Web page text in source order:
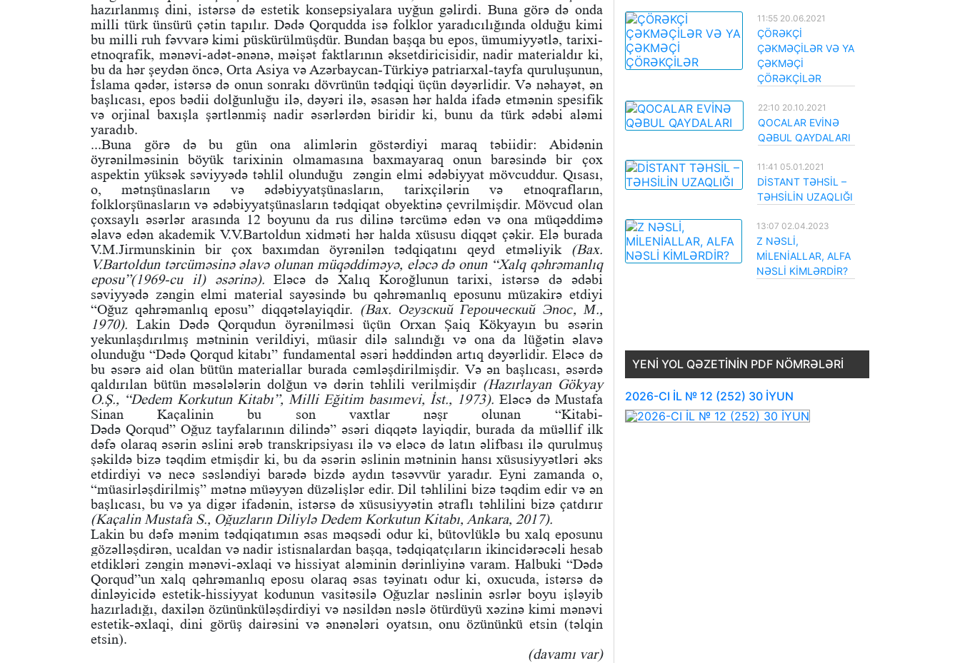
hazırlanmış dini, istərsə də estetik konsepsiyalara uyğun gəlirdi. Buna görə də onda
milli türk ünsürü çətin tapılır. Dədə Qorqudda isə folklor yaradıcılığında olduğu kimi
bu milli ruh fəvvarə kimi püskürülmüşdür. Bundan başqa bu epos, ümumiyyətlə, tarixi-
etnoqrafik, mənəvi-adət-ənənə, məişət faktlarının əksetdiricisidir, nadir materialdır ki,
bu da hər şeydən öncə, Orta Asiya və Azərbaycan-Türkiyə patriarxal-tayfa quruluşunun,
İslama qədər, istərsə də onun sonrakı dövrünün tədqiqi üçün dəyərlidir. Və nəhayət, ən
başlıcası, epos bədii dolğunluğu ilə, dəyəri ilə, əsasən hər halda ifadə etmənin spesifik
və orjinal baxışla şərtlənmiş nadir əsərlərdən biridir ki, bunu da türk ədəbi aləmi
yaradıb.
...Buna görə də bu gün ona alimlərin göstərdiyi maraq təbiidir: Abidənin
öyrənilməsinin böyük tarixinin olmamasına baxmayaraq onun barəsində bir çox
aspektin yüksək səviyyədə təhlil olunduğu zəngin elmi ədəbiyyat mövcuddur. Qısası,
o, mətnşünasların və ədəbiyyatşünasların, tarixçilərin və etnoqrafların,
folklorşünasların və ədəbiyyatşünasların tədqiqat obyektinə çevrilmişdir. Mövcud olan
çoxsaylı əsərlər arasında 12 boyunu da rus dilinə tərcümə edən və ona müqəddimə
əlavə edən akademik V.V.Bartoldun xidməti hər halda xüsusu diqqət çəkir. Elə burada
V.M.Jirmunskinin bir çox baxımdan öyrənilən tədqiqatını qeyd etməliyik (Bax.
V.Bartoldun tərcüməsinə əlavə olunan müqəddiməyə, eləcə də onun “Xalq qəhrəmanlıq
eposu”(1969-cu il) əsərinə). Eləcə də Xalıq Koroğlunun tarixi, istərsə də ədəbi
səviyyədə zəngin elmi material sayəsində bu qəhrəmanlıq eposunu müzakirə etdiyi
“Oğuz qəhrəmanlıq eposu” diqqətəlayiqdir. (Bax. Огузский Героический Эпос, М.,
1970). Lakin Dədə Qorqudun öyrənilməsi üçün Orxan Şaiq Kökyayın bu əsərin
yekunlaşdırılmış mətninin verildiyi, müasir dilə salındığı və ona da lüğətin əlavə
olunduğu “Dədə Qorqud kitabı” fundamental əsəri həddindən artıq dəyərlidir. Eləcə də
bu əsərə aid olan bütün materiallar burada cəmləşdirilmişdir. Və ən başlıcası, əsərdə
qaldırılan bütün məsələlərin dolğun və dərin təhlili verilmişdir (Hazırlayan Gökyay
O.Ş., “Dedem Korkutun Kitabı”, Milli Eğitim basımevi, İst., 1973). Eləcə də Mustafa
Sinan Kaçalinin bu son vaxtlar nəşr olunan “Kitabi-
Dədə Qorqud” Oğuz tayfalarının dilində” əsəri diqqətə layiqdir, burada da müəllif ilk
dəfə olaraq əsərin əslini ərəb transkripsiyası ilə və eləcə də latın əlifbası ilə qurulmuş
şəkildə bizə təqdim etmişdir ki, bu da əsərin əslinin mətninin hansı xüsusiyyətləri əks
etdirdiyi və necə səsləndiyi barədə bizdə aydın təsəvvür yaradır. Eyni zamanda o,
“müasirləşdirilmiş” mətnə müəyyən düzəlişlər edir. Dil təhlilini bizə təqdim edir və ən
başlıcası, bu və ya digər ifadənin, istərsə də xüsusiyyətin ətraflı təhlilini bizə çatdırır
(Kaçalin Mustafa S., Oğuzların Diliylə Dedem Korkutun Kitabı, Ankara, 2017).
Lakin bu dəfə mənim tədqiqatımın əsas məqsədi odur ki, bütovlüklə bu xalq eposunu
gözəlləşdirən, ucaldan və nadir istisnalardan başqa, tədqiqatçıların ikincidərəcəli hesab
etdikləri zəngin mənəvi-əxlaqi və hissiyat aləminin dərinliyinə varam. Halbuki “Dədə
Qorqud”un xalq qəhrəmanlıq eposu olaraq əsas təyinatı odur ki, oxucuda, istərsə də
dinləyicidə estetik-hissiyyat kodunun vasitəsilə Oğuzlar nəslinin əsrlər boyu işləyib
hazırladığı, daxilən özününküləşdirdiyi və nəsildən nəslə ötürdüyü xəzinə kimi mənəvi
estetik-əxlaqi, dini görüş dairəsini və ənənələri oyatsın, onu özününkü etsin (təlqin
etsin).
(davamı var)
11:55 20.06.2021
ÇÖRƏKÇİ
ÇƏKMƏÇİLƏR VƏ YA
ÇƏKMƏÇİ
ÇÖRƏKÇİLƏR
22:10 20.10.2021
QOCALAR EVİNƏ
QƏBUL QAYDALARI
11:41 05.01.2021
DİSTANT TƏHSİL –
TƏHSİLİN UZAQLIĞI
13:07 02.04.2023
Z NƏSLİ,
MİLENİALLAR, ALFA
NƏSLİ KİMLƏRDİR?
YENI YOL QƏZETININ PDF NÖMRƏLƏRI
2026-CI İL № 12 (252) 30 İYUN